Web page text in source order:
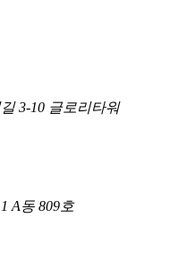
3-10 글로리타워
A동 809호